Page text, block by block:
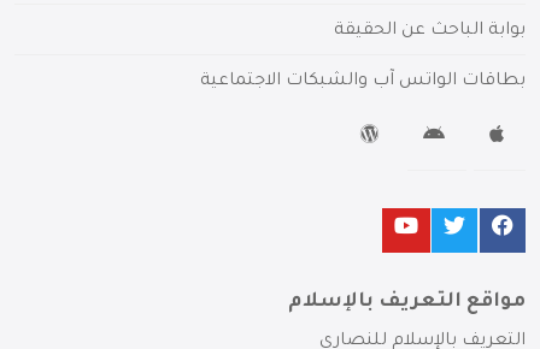
بوابة الباحث عن الحقيقة
بطاقات الواتس آب والشبكات الاجتماعية
مواقع التعريف بالإسلام
التعريف بالإسلام للنصارى